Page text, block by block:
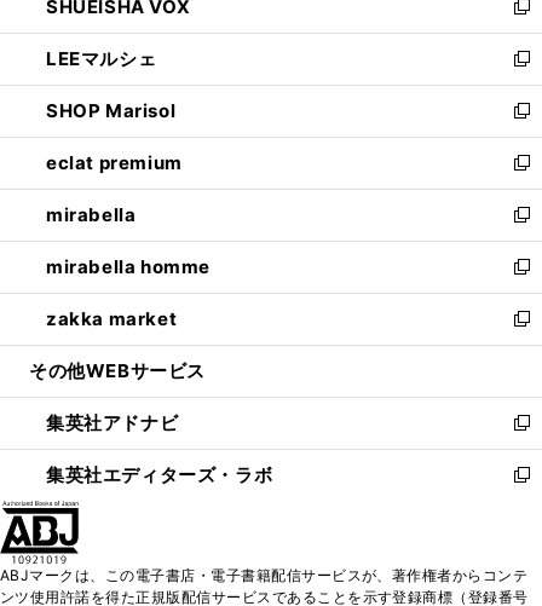
で
開
く
ド
ウ
で
開
く
ィ
ン
ド
ウ
で
開
く
い
ウ
ィ
ン
ド
ウ
で
開
く
SHUEISHA VOX
新
し
い
ウ
ィ
ン
ド
ウ
で
開
く
LEEマルシェ
新
し
い
ウ
ィ
ン
ド
ウ
で
開
く
SHOP Marisol
新
し
い
ウ
ィ
ン
ド
ウ
で
開
eclat premium
新
し
い
ウ
ィ
ン
ド
ウ
開
く
mirabella
新
し
い
ウ
ィ
ン
ウ
で
開
く
mirabella homme
新
し
い
ウ
ン
ド
ウ
で
zakka market
新
し
ウ
ィ
ン
ド
く
その他WEBサービス
集英社アドナビ
新
し
い
ド
集英社エディターズ・ラボ
新
ィ
ABJマークは、この電子書店・電子書籍配信サービスが、著作権者からコンテ
ンツ使用許諾を得た正規版配信サービスであることを示す登録商標（登録番号